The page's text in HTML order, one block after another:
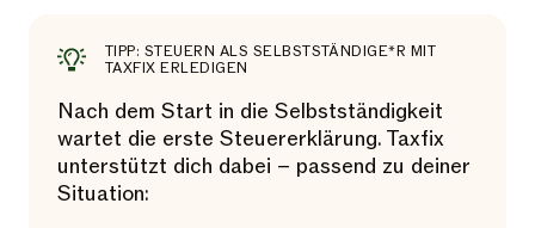
TIPP: STEUERN ALS SELBSTSTÄNDIGE*R MIT
TAXFIX ERLEDIGEN
Nach dem Start in die Selbstständigkeit
wartet die erste Steuererklärung. Taxfix
unterstützt dich dabei – passend zu deiner
Situation: